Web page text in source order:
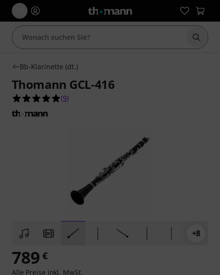
Suche
Bb-Klarinette (dt.)
Thomann GCL-416
4.9 von 5 Sternen aus 9 Kundenbewertungen
(9)
+8
789 €
Alle Preise inkl. MwSt.